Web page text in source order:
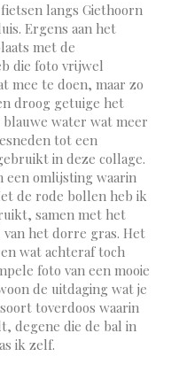
langs Giethoorn
Ergens aan het
met de
die foto vrijwel
mee te doen, maar zo
droog getuige het
water wat meer
tot een
in deze collage.
een omlijsting waarin
de rode bollen heb ik
samen met het
het dorre gras. Het
wat achteraf toch
foto van een mooie
de uitdaging wat je
toverdoos waarin
degene die de bal in
ik zelf.